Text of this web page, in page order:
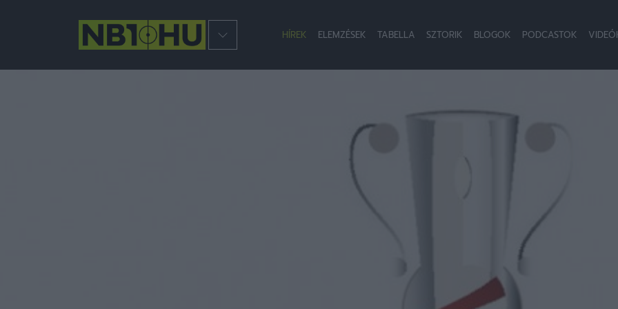
HÍREK ELEMZÉSEK TABELLA SZTORIK BLOGOK PODCASTOK